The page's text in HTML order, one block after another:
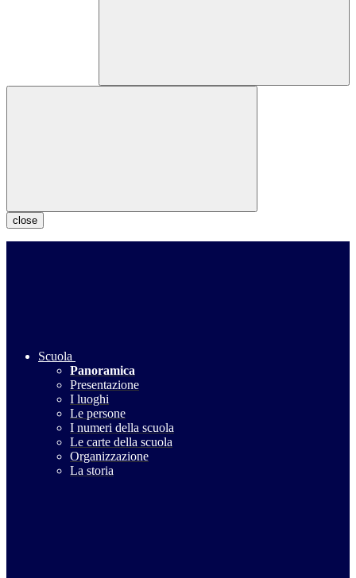
close
Scuola
Panoramica
Presentazione
I luoghi
Le persone
I numeri della scuola
Le carte della scuola
Organizzazione
La storia